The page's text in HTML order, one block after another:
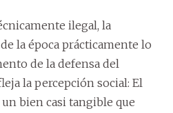
ilegal, la
la época prácticamente lo
de la defensa del
la percepción social: El
bien casi tangible que